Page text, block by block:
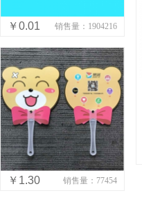
￥0.01 销售量：1904216
￥1.30 销售量：77454